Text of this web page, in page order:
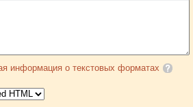
информация о текстовых форматах